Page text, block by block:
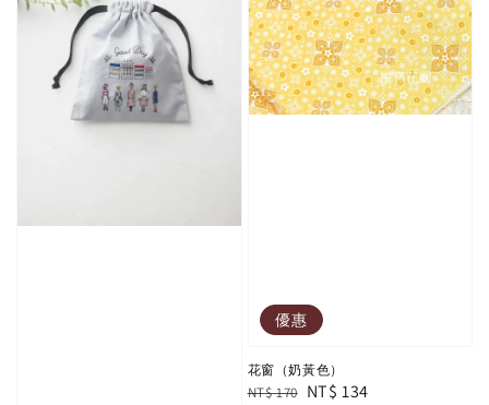
優惠
花窗（奶黃色）
Regular
NT$ 170 Sale
NT$ 134